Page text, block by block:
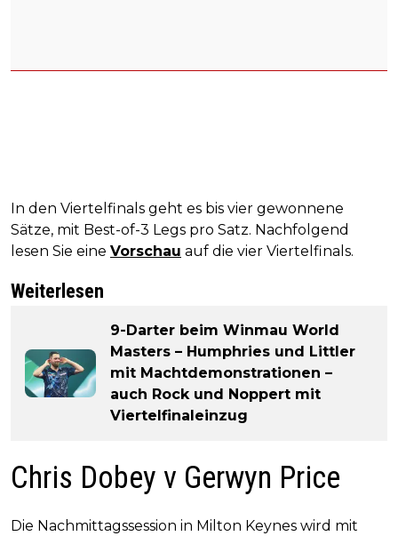
In den Viertelfinals geht es bis vier gewonnene
Sätze, mit Best-of-3 Legs pro Satz. Nachfolgend
lesen Sie eine Vorschau auf die vier Viertelfinals.
Weiterlesen
9-Darter beim Winmau World
Masters – Humphries und Littler
mit Machtdemonstrationen –
auch Rock und Noppert mit
Viertelfinaleinzug
Chris Dobey v Gerwyn Price
Die Nachmittagssession in Milton Keynes wird mit